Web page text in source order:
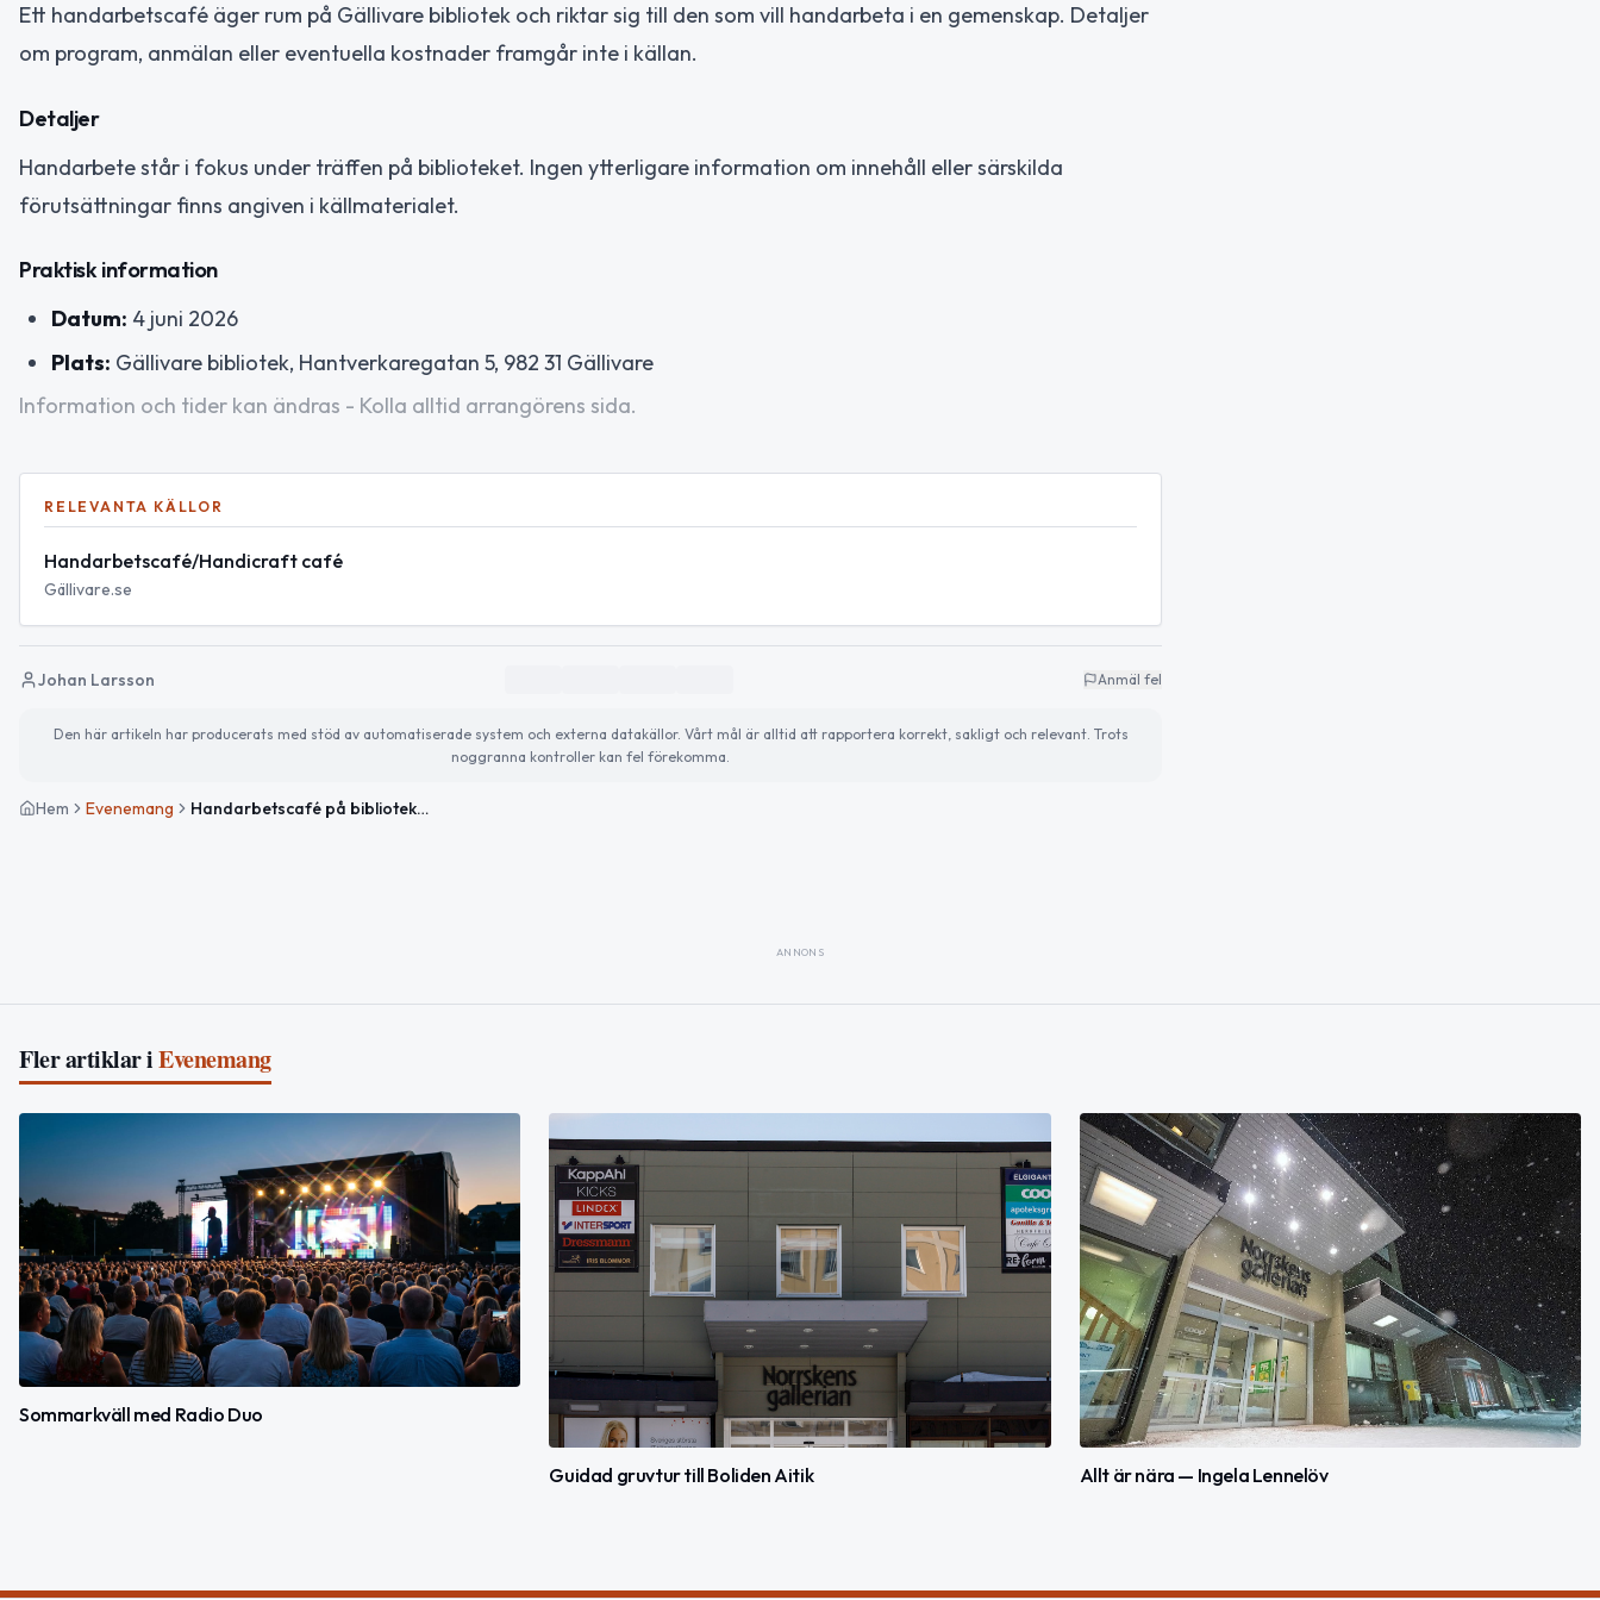
Ett handarbetscafé äger rum på Gällivare bibliotek och riktar sig till den som vill handarbeta i en gemenskap. Detaljer
om program, anmälan eller eventuella kostnader framgår inte i källan.
Detaljer
Handarbete står i fokus under träffen på biblioteket. Ingen ytterligare information om innehåll eller särskilda
förutsättningar finns angiven i källmaterialet.
Praktisk information
Datum: 4 juni 2026
Plats: Gällivare bibliotek, Hantverkaregatan 5, 982 31 Gällivare
Information och tider kan ändras - Kolla alltid arrangörens sida.
RELEVANTA KÄLLOR
Handarbetscafé/Handicraft café
Gällivare.se
Johan Larsson Anmäl fel
Den här artikeln har producerats med stöd av automatiserade system och externa datakällor. Vårt mål är alltid att rapportera korrekt, sakligt och relevant. Trots
noggranna kontroller kan fel förekomma.
Hem Evenemang Handarbetscafé på biblioteket
ANNONS
Fler artiklar iEvenemang
Sommarkväll med Radio Duo
Guidad gruvtur till Boliden Aitik Allt är nära — Ingela Lennelöv